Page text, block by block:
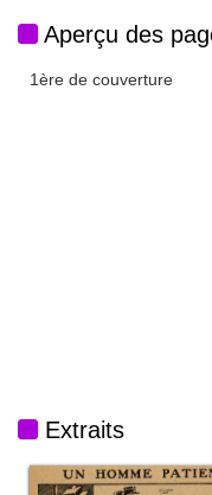
Aperçu des
1ère de couverture
Extraits